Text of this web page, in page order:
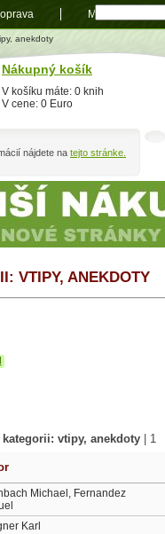
anekdoty
VTIPY, ANEKDOTY
vtipy, anekdoty 1
Michael, Fernandez
Karl
nájdete na tejto stránke.
Nákupný košík
V košíku máte: 0 knih
V cene: 0 Euro
Mapa